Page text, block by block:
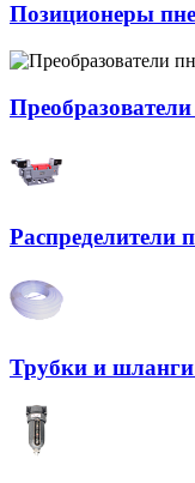
Позиционеры
Распределители
Трубки и шланги